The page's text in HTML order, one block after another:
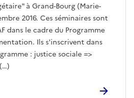
à Grand-Bourg (Marie-
2016. Ces séminaires sont
dans le cadre du Programme
Ils s'inscrivent dans
: justice sociale =>